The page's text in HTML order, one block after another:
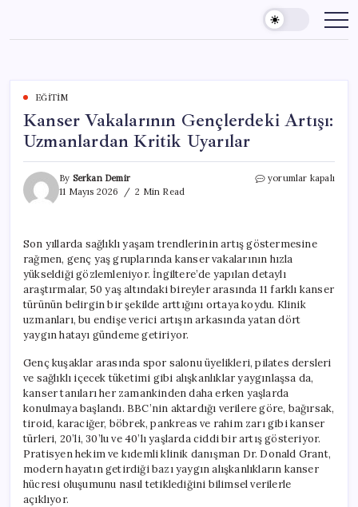
content
EĞITIM
Kanser Vakalarının Gençlerdeki Artışı:
Uzmanlardan Kritik Uyarılar
By Serkan Demir
11 Mayıs 2026
2 Min Read
Kanser
Kritik
Uyarılar
için
yorumlar kapalı
Son yıllarda sağlıklı yaşam trendlerinin artış göstermesine
rağmen, genç yaş gruplarında kanser vakalarının hızla
yükseldiği gözlemleniyor. İngiltere’de yapılan detaylı
araştırmalar, 50 yaş altındaki bireyler arasında 11 farklı kanser
türünün belirgin bir şekilde arttığını ortaya koydu. Klinik
uzmanları, bu endişe verici artışın arkasında yatan dört
yaygın hatayı gündeme getiriyor.
Genç kuşaklar arasında spor salonu üyelikleri, pilates dersleri
ve sağlıklı içecek tüketimi gibi alışkanlıklar yaygınlaşsa da,
kanser tanıları her zamankinden daha erken yaşlarda
konulmaya başlandı. BBC’nin aktardığı verilere göre, bağırsak,
tiroid, karaciğer, böbrek, pankreas ve rahim zarı gibi kanser
türleri, 20’li, 30’lu ve 40’lı yaşlarda ciddi bir artış gösteriyor.
Pratisyen hekim ve kıdemli klinik danışman Dr. Donald Grant,
modern hayatın getirdiği bazı yaygın alışkanlıkların kanser
hücresi oluşumunu nasıl tetiklediğini bilimsel verilerle
açıklıyor.